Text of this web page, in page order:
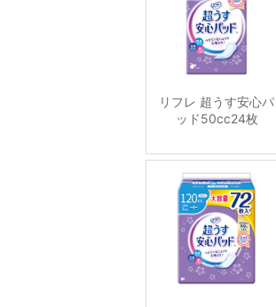
リフレ 超うす安心パ
ッド50cc24枚